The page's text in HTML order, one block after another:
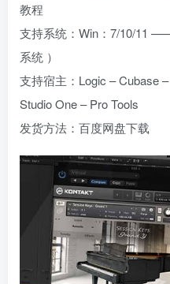
教程
支持系统：Win：7/10/11
系统 ）
支持宿主：Logic – Cubase
Studio One – Pro Tools
发货方法：百度网盘下载